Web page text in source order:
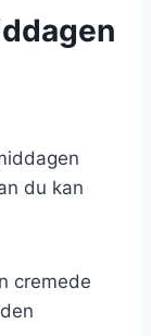
du kan
cremede